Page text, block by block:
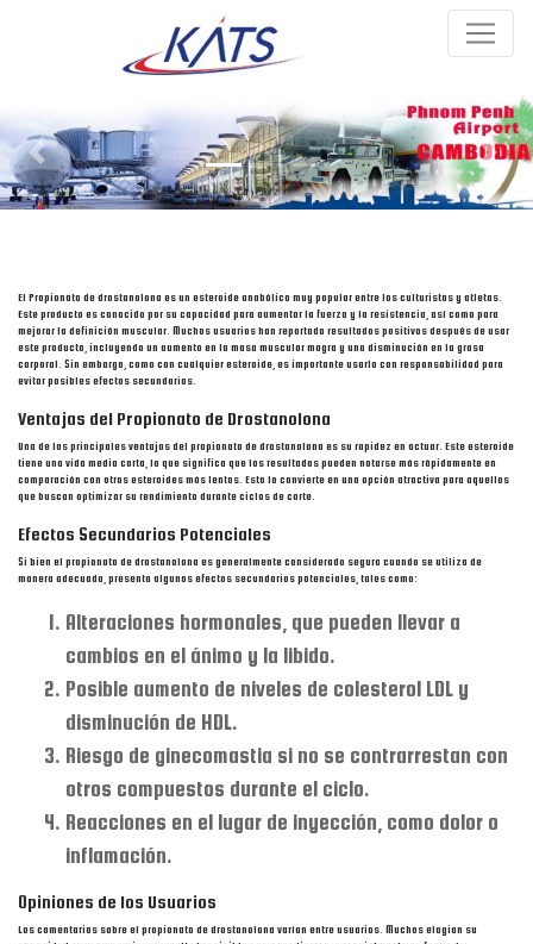
Previous Next
El Propionato de drostanolona es un esteroide anabólico muy popular entre los culturistas y atletas.
Este producto es conocido por su capacidad para aumentar la fuerza y la resistencia, así como para
mejorar la definición muscular. Muchos usuarios han reportado resultados positivos después de usar
este producto, incluyendo un aumento en la masa muscular magra y una disminución en la grasa
corporal. Sin embargo, como con cualquier esteroide, es importante usarlo con responsabilidad para
evitar posibles efectos secundarios.
Ventajas del Propionato de Drostanolona
Una de las principales ventajas del propionato de drostanolona es su rapidez en actuar. Este esteroide
tiene una vida media corta, lo que significa que los resultados pueden notarse más rápidamente en
comparación con otros esteroides más lentos. Esto lo convierte en una opción atractiva para aquellos
que buscan optimizar su rendimiento durante ciclos de corte.
Efectos Secundarios Potenciales
Si bien el propionato de drostanolona es generalmente considerado seguro cuando se utiliza de
manera adecuada, presenta algunos efectos secundarios potenciales, tales como:
Alteraciones hormonales, que pueden llevar a
cambios en el ánimo y la libido.
Posible aumento de niveles de colesterol LDL y
disminución de HDL.
Riesgo de ginecomastia si no se contrarrestan con
otros compuestos durante el ciclo.
Reacciones en el lugar de inyección, como dolor o
inflamación.
Opiniones de los Usuarios
Los comentarios sobre el propionato de drostanolona varían entre usuarios. Muchos elogian su